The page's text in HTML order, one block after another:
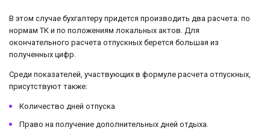
В этом случае бухгалтеру придется производить два расчета: по
нормам ТК и по положениям локальных актов. Для
окончательного расчета отпускных берется большая из
полученных цифр.
Среди показателей, участвующих в формуле расчета отпускных,
присутствуют также:
Количество дней отпуска
Право на получение дополнительных дней отдыха.